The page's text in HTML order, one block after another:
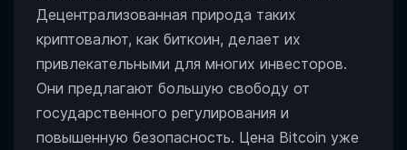
Децентрализованная природа таких
криптовалют, как биткоин, делает их
привлекательными для многих инвесторов.
Они предлагают большую свободу от
государственного регулирования и
повышенную безопасность. Цена Bitcoin уже